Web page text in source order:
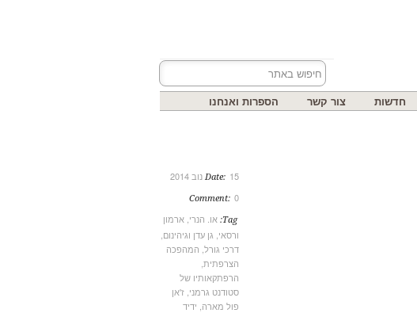
חדשות צור קשר הספרות ואנחנו
Date: 15 נוב 2014
Comment: 0
Tag: או. הנרי ארמון
ורסאי גן עדן וגיהינום
דרכי גורל המהפכה
הצרפתית
הרפתקאותיו של
סטודנט גרמני ז'אן
פול מארה ידיד